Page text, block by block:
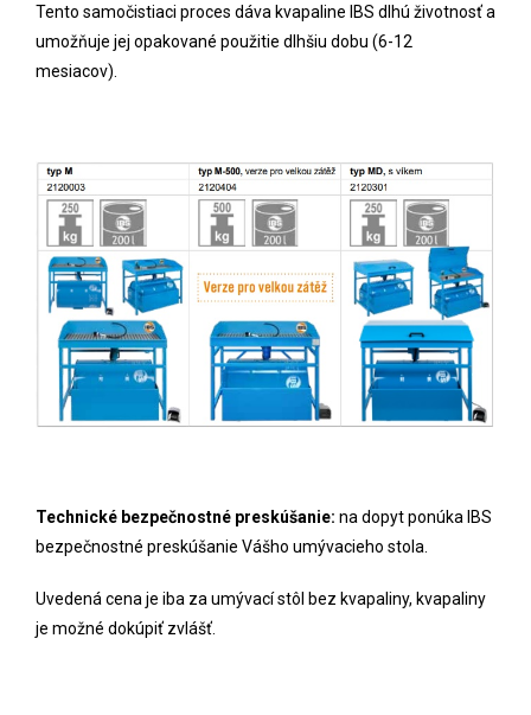
Tento samočistiaci proces dáva kvapaline IBS dlhú životnosť a
umožňuje jej opakované použitie dlhšiu dobu (6-12
mesiacov).
Technické bezpečnostné preskúšanie: na dopyt ponúka IBS
bezpečnostné preskúšanie Vášho umývacieho stola.
Uvedená cena je iba za umývací stôl bez kvapaliny, kvapaliny
je možné dokúpiť zvlášť.